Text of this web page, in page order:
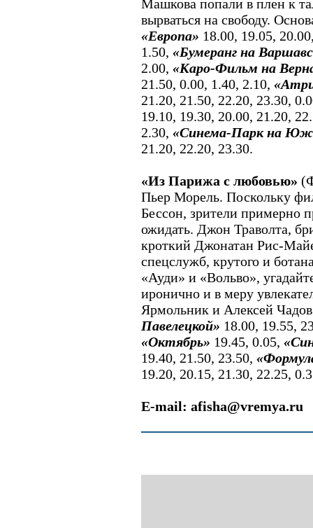
Машкова попали в плен к
вырваться на свободу.
«Европа» 18.00, 19.05,
1.50, «Бумеранг на
2.00, «Каро-Фильм на
21.50, 0.00, 1.40, 2.10,
21.20, 21.50, 22.20, 23.30,
19.10, 19.30, 20.00, 21.20,
2.30, «Синема-Парк на
21.20, 22.20, 23.30.
«Из Парижа с любовью»
Пьер Морель. Поскольку
Бессон, зрители примерно
ожидать. Джон Траволта,
кроткий Джонатан Рис-
спецслужб, крутого и
«Ауди» и «Вольво»,
иронично и в меру
Ярмольник и Алексей
Павелецкой» 18.00, 19.55,
«Октябрь» 19.45, 0.05,
19.40, 21.50, 23.50,
19.20, 20.15, 21.30, 22.25,
E-mail: afisha@vremya.ru